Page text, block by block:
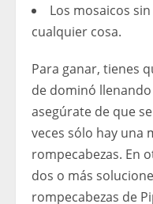
Los mosaicos
cualquier cosa.
Para ganar, tienes
de dominó
asegúrate de que
veces sólo hay una
rompecabezas. En
dos o más
rompecabezas de